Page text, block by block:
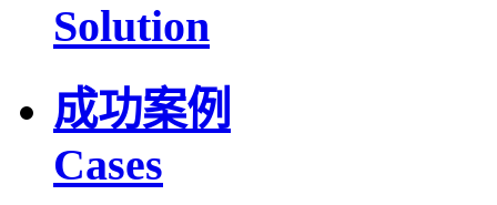
Solution
成功案例
Cases